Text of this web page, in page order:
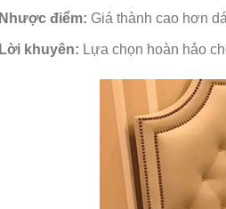
Nhược điểm: Giá thành cao hơn
Lời khuyên: Lựa chọn hoàn hảo